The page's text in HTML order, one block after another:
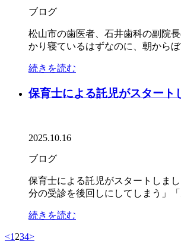
ブログ
松山市の歯医者、石井歯科の副院
かり寝ているはずなのに、朝から
続きを読む
保育士による託児がスタート
2025.10.16
ブログ
保育士による託児がスタートしま
分の受診を後回しにしてしまう」
続きを読む
<1 234>